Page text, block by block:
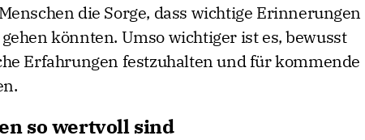
die Sorge, dass wichtige Erinnerungen
könnten. Umso wichtiger ist es, bewusst
Erfahrungen festzuhalten und für kommende
so wertvoll sind